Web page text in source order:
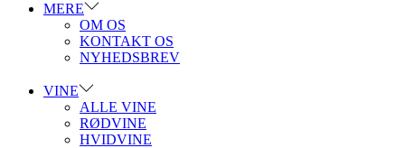
MERE
OM OS
KONTAKT OS
NYHEDSBREV
VINE
ALLE VINE
RØDVINE
HVIDVINE